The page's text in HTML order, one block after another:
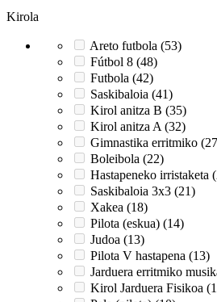
Kirola
Areto futbola (53)
Fútbol 8 (48)
Futbola (42)
Saskibaloia (41)
Kirol anitza B (35)
Kirol anitza A (32)
Gimnastika erritmiko
Boleibola (22)
Hastapeneko irristaketa
Saskibaloia 3x3 (21)
Xakea (18)
Pilota (eskua) (14)
Judoa (13)
Pilota V hastapena (13)
Jarduera erritmiko
Kirol Jarduera Fisikoa